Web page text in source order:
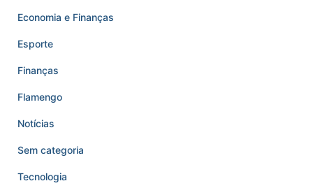
Economia e Finanças
Esporte
Finanças
Flamengo
Notícias
Sem categoria
Tecnologia